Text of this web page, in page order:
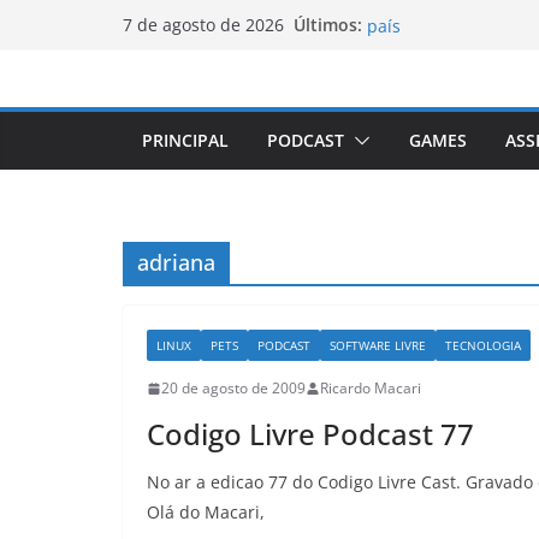
conteúdo
7 de agosto de 2026 Últimos:
país
Tecnologia
Luxemburgo e
PRINCIPAL PODCAST GAMES
adriana
LINUX PETS PODCAST SOFTWARE LIVRE TECNOLOGIA
20 de agosto de 2009 Ricardo Macari
Codigo Livre Podcast 77
No ar a edicao 77 do Codigo Livre Cast.
Olá do Macari,